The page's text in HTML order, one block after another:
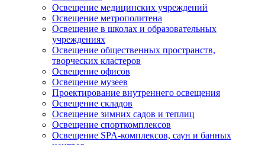
Освещение медицинских учреждений
Освещение метрополитена
Освещение в школах и образовательных
учреждениях
Освещение общественных пространств,
творческих кластеров
Освещение офисов
Освещение музеев
Проектирование внутреннего освещения
Освещение складов
Освещение зимних садов и теплиц
Освещение спорткомплексов
Освещение SPA-комплексов, саун и банных